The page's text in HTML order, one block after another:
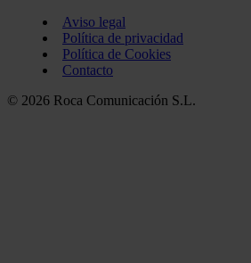
Aviso legal
Política de privacidad
Política de Cookies
Contacto
© 2026 Roca Comunicación S.L.